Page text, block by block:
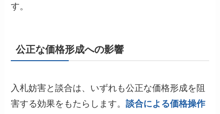
す。
公正な価格形成への影響
入札妨害と談合は、いずれも公正な価格形成を阻
害する効果をもたらします。談合による価格操作